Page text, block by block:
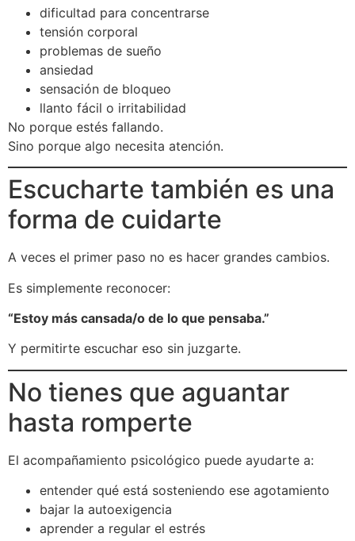
dificultad para concentrarse
tensión corporal
problemas de sueño
ansiedad
sensación de bloqueo
llanto fácil o irritabilidad
No porque estés fallando.
Sino porque algo necesita atención.
Escucharte también es una
forma de cuidarte
A veces el primer paso no es hacer grandes cambios.
Es simplemente reconocer:
“Estoy más cansada/o de lo que pensaba.”
Y permitirte escuchar eso sin juzgarte.
No tienes que aguantar
hasta romperte
El acompañamiento psicológico puede ayudarte a:
entender qué está sosteniendo ese agotamiento
bajar la autoexigencia
aprender a regular el estrés